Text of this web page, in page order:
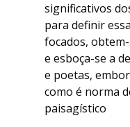
significativos
para definir
focados,
e esboça-se a
e poetas,
como é norma
paisagístico